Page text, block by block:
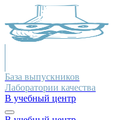
База выпускников
Лаборатории качества
В учебный центр